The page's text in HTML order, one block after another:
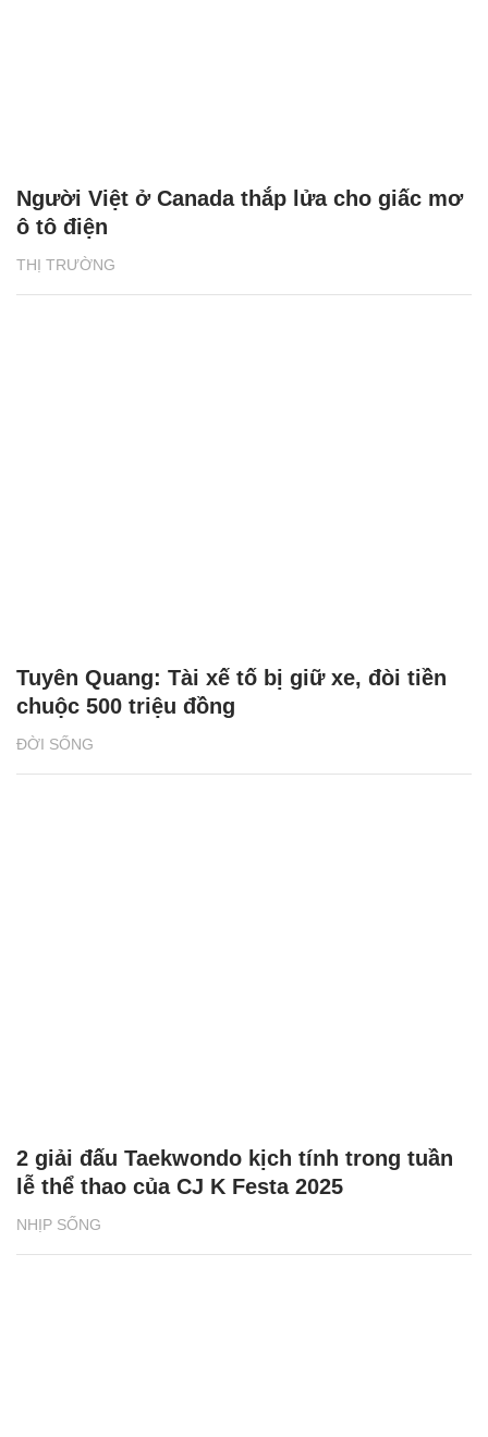
THỊ TRƯỜNG
Người Việt ở Canada thắp lửa cho giấc mơ
ô tô điện
ĐỜI SỐNG
Tuyên Quang: Tài xế tố bị giữ xe, đòi tiền
chuộc 500 triệu đồng
NHỊP SỐNG
2 giải đấu Taekwondo kịch tính trong tuần
lễ thể thao của CJ K Festa 2025